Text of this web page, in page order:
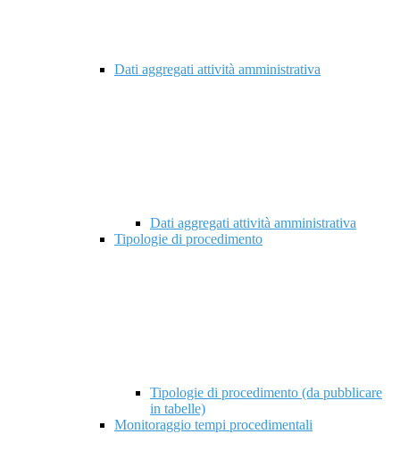
Dati aggregati attività amministrativa
Dati aggregati attività amministrativa
Tipologie di procedimento
Tipologie di procedimento (da pubblicare
in tabelle)
Monitoraggio tempi procedimentali